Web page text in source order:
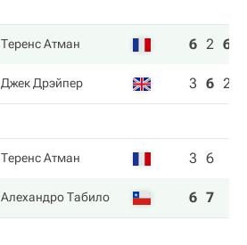
Теренс Атман 6 2 6
Джек Дрэйпер 3 6 2
Теренс Атман 3 6
Алехандро Табило 6 7